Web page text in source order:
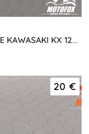
MANUALE USO E MANUTENZIONE KAWASAKI KX 125 250 500
20 €